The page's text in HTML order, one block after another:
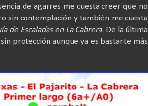
de agarres me cuesta creer que no
sin contemplación y también me cuesta
de Escaladas en La Cabrera. De la última
protección aunque ya es bastante más